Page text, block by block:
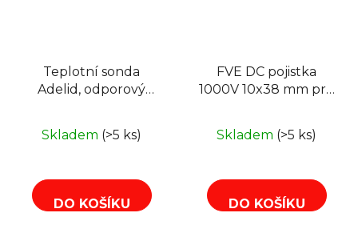
Teplotní sonda
Adelid, odporový
Skladem (>5 ks)
DO KOŠÍKU
FVE DC pojistka
1000V 10x38 mm pro
Skladem (>5 ks)
DO KOŠÍKU